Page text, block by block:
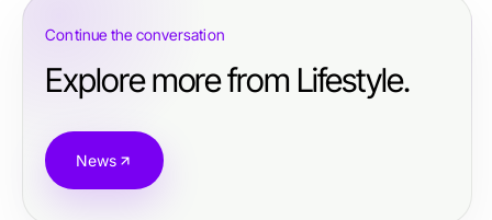
Continue the conversation
Explore more from Lifestyle.
News